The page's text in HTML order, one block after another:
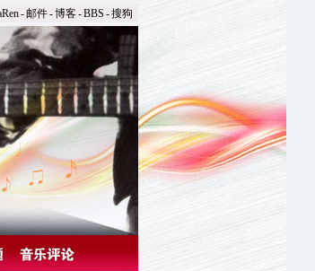
-邮件-博客-BBS -搜狗